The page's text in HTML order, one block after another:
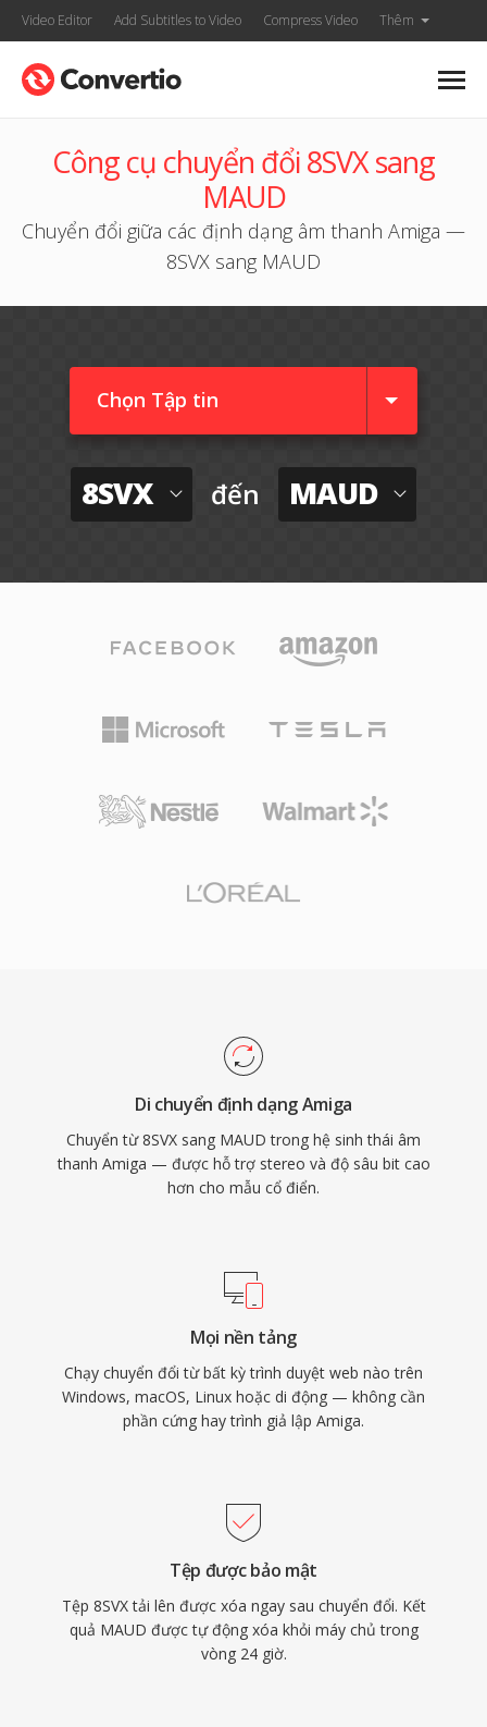
Video Editor Add Subtitles to Video Compress Video Thêm
Công cụ chuyển đổi 8SVX sang
MAUD
Chuyển đổi giữa các định dạng âm thanh Amiga —
8SVX sang MAUD
Chọn Tập tin
8SVX đến MAUD
Di chuyển định dạng Amiga
Chuyển từ 8SVX sang MAUD trong hệ sinh thái âm
thanh Amiga — được hỗ trợ stereo và độ sâu bit cao
hơn cho mẫu cổ điển.
Mọi nền tảng
Chạy chuyển đổi từ bất kỳ trình duyệt web nào trên
Windows, macOS, Linux hoặc di động — không cần
phần cứng hay trình giả lập Amiga.
Tệp được bảo mật
Tệp 8SVX tải lên được xóa ngay sau chuyển đổi. Kết
quả MAUD được tự động xóa khỏi máy chủ trong
vòng 24 giờ.